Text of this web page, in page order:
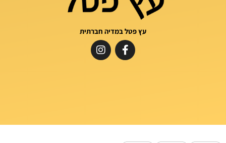
עץ פטל במדיה חברתית